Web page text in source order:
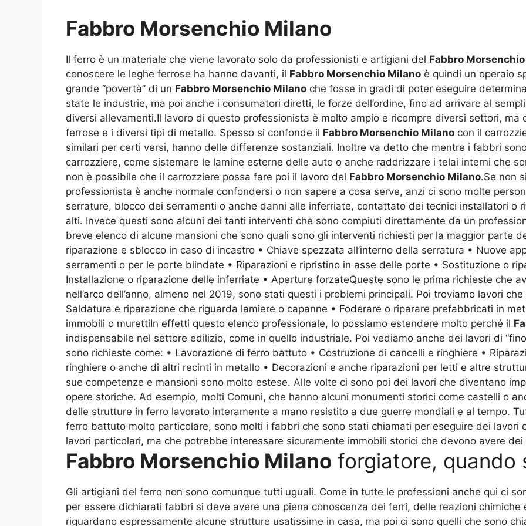
Fabbro Morsenchio Milano
Il ferro è un materiale che viene lavorato solo da professionisti e artigiani del Fabbro
conoscere le leghe ferrose ha hanno davanti, il Fabbro Morsenchio Milano è quindi un operaio
grande “povertà” di un Fabbro Morsenchio Milano che fosse in gradi di poter eseguire
state le industrie, ma poi anche i consumatori diretti, le forze dell’ordine, fino ad arrivare al
diversi allevamenti.Il lavoro di questo professionista è molto ampio e ricompre diversi settori, ma
ferrose e i diversi tipi di metallo. Spesso si confonde il Fabbro Morsenchio Milano con il
similari per certi versi, hanno delle differenze sostanziali. Inoltre va detto che mentre i fabbri
carrozziere, come sistemare le lamine esterne delle auto o anche raddrizzare i telai interni che
non è possibile che il carrozziere possa fare poi il lavoro del Fabbro Morsenchio Milano.Se non
professionista è anche normale confondersi o non sapere a cosa serve, anzi ci sono molte
serrature, blocco dei serramenti o anche danni alle inferriate, contattato dei tecnici installatori o
alti. Invece questi sono alcuni dei tanti interventi che sono compiuti direttamente da un
breve elenco di alcune mansioni che sono quali sono gli interventi richiesti per la maggior parte
riparazione e sblocco in caso di incastro • Chiave spezzata all’interno della serratura • Nuove
serramenti o per le porte blindate • Riparazioni e ripristino in asse delle porte • Sostituzione o
Installazione o riparazione delle inferriate • Aperture forzateQueste sono le prima richieste che
nell’arco dell’anno, almeno nel 2019, sono stati questi i problemi principali. Poi troviamo lavori
Saldatura e riparazione che riguarda lamiere o capanne • Foderare o riparare prefabbricati in
immobili o murettiIn effetti questo elenco professionale, lo possiamo estendere molto perché il
indispensabile nel settore edilizio, come in quello industriale. Poi vediamo anche dei lavori di
sono richieste come: • Lavorazione di ferro battuto • Costruzione di cancelli e ringhiere •
ringhiere o anche di altri recinti in metallo • Decorazioni e anche riparazioni per letti e altre
sue competenze e mansioni sono molto estese. Alle volte ci sono poi dei lavori che diventano
opere storiche. Ad esempio, molti Comuni, che hanno alcuni monumenti storici come castelli o
delle strutture in ferro lavorato interamente a mano resistito a due guerre mondiali e al tempo.
ferro battuto molto particolare, sono molti i fabbri che sono stati chiamati per eseguire dei lavori
lavori particolari, ma che potrebbe interessare sicuramente immobili storici che devono avere
Fabbro Morsenchio Milano forgiatore, quando
Gli artigiani del ferro non sono comunque tutti uguali. Come in tutte le professioni anche qui ci
per essere dichiarati fabbri si deve avere una piena conoscenza dei ferri, delle reazioni
riguardano espressamente alcune strutture usatissime in casa, ma poi ci sono quelli che sono